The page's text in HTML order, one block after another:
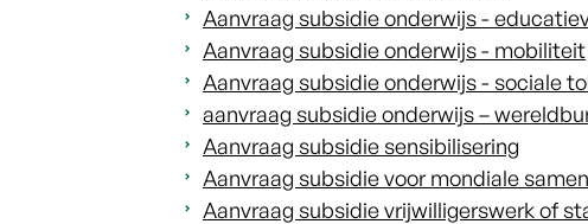
Aanvraag subsidie onderwijs -
Aanvraag subsidie onderwijs - mobiliteit
Aanvraag subsidie onderwijs - sociale
aanvraag subsidie onderwijs –
Aanvraag subsidie sensibilisering
Aanvraag subsidie voor mondiale
Aanvraag subsidie vrijwilligerswerk of